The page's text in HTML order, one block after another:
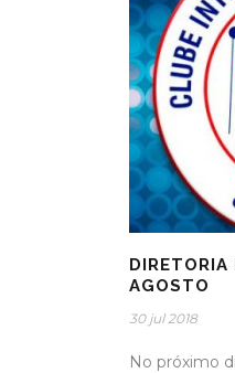
DIRETORIA
AGOSTO
30 jul 2018
No próximo